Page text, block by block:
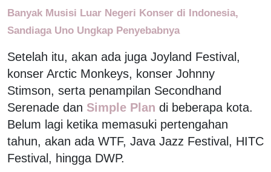
Banyak Musisi Luar Negeri Konser di Indonesia,
Sandiaga Uno Ungkap Penyebabnya
Setelah itu, akan ada juga Joyland Festival,
konser Arctic Monkeys, konser Johnny
Stimson, serta penampilan Secondhand
Serenade dan Simple Plan di beberapa kota.
Belum lagi ketika memasuki pertengahan
tahun, akan ada WTF, Java Jazz Festival, HITC
Festival, hingga DWP.